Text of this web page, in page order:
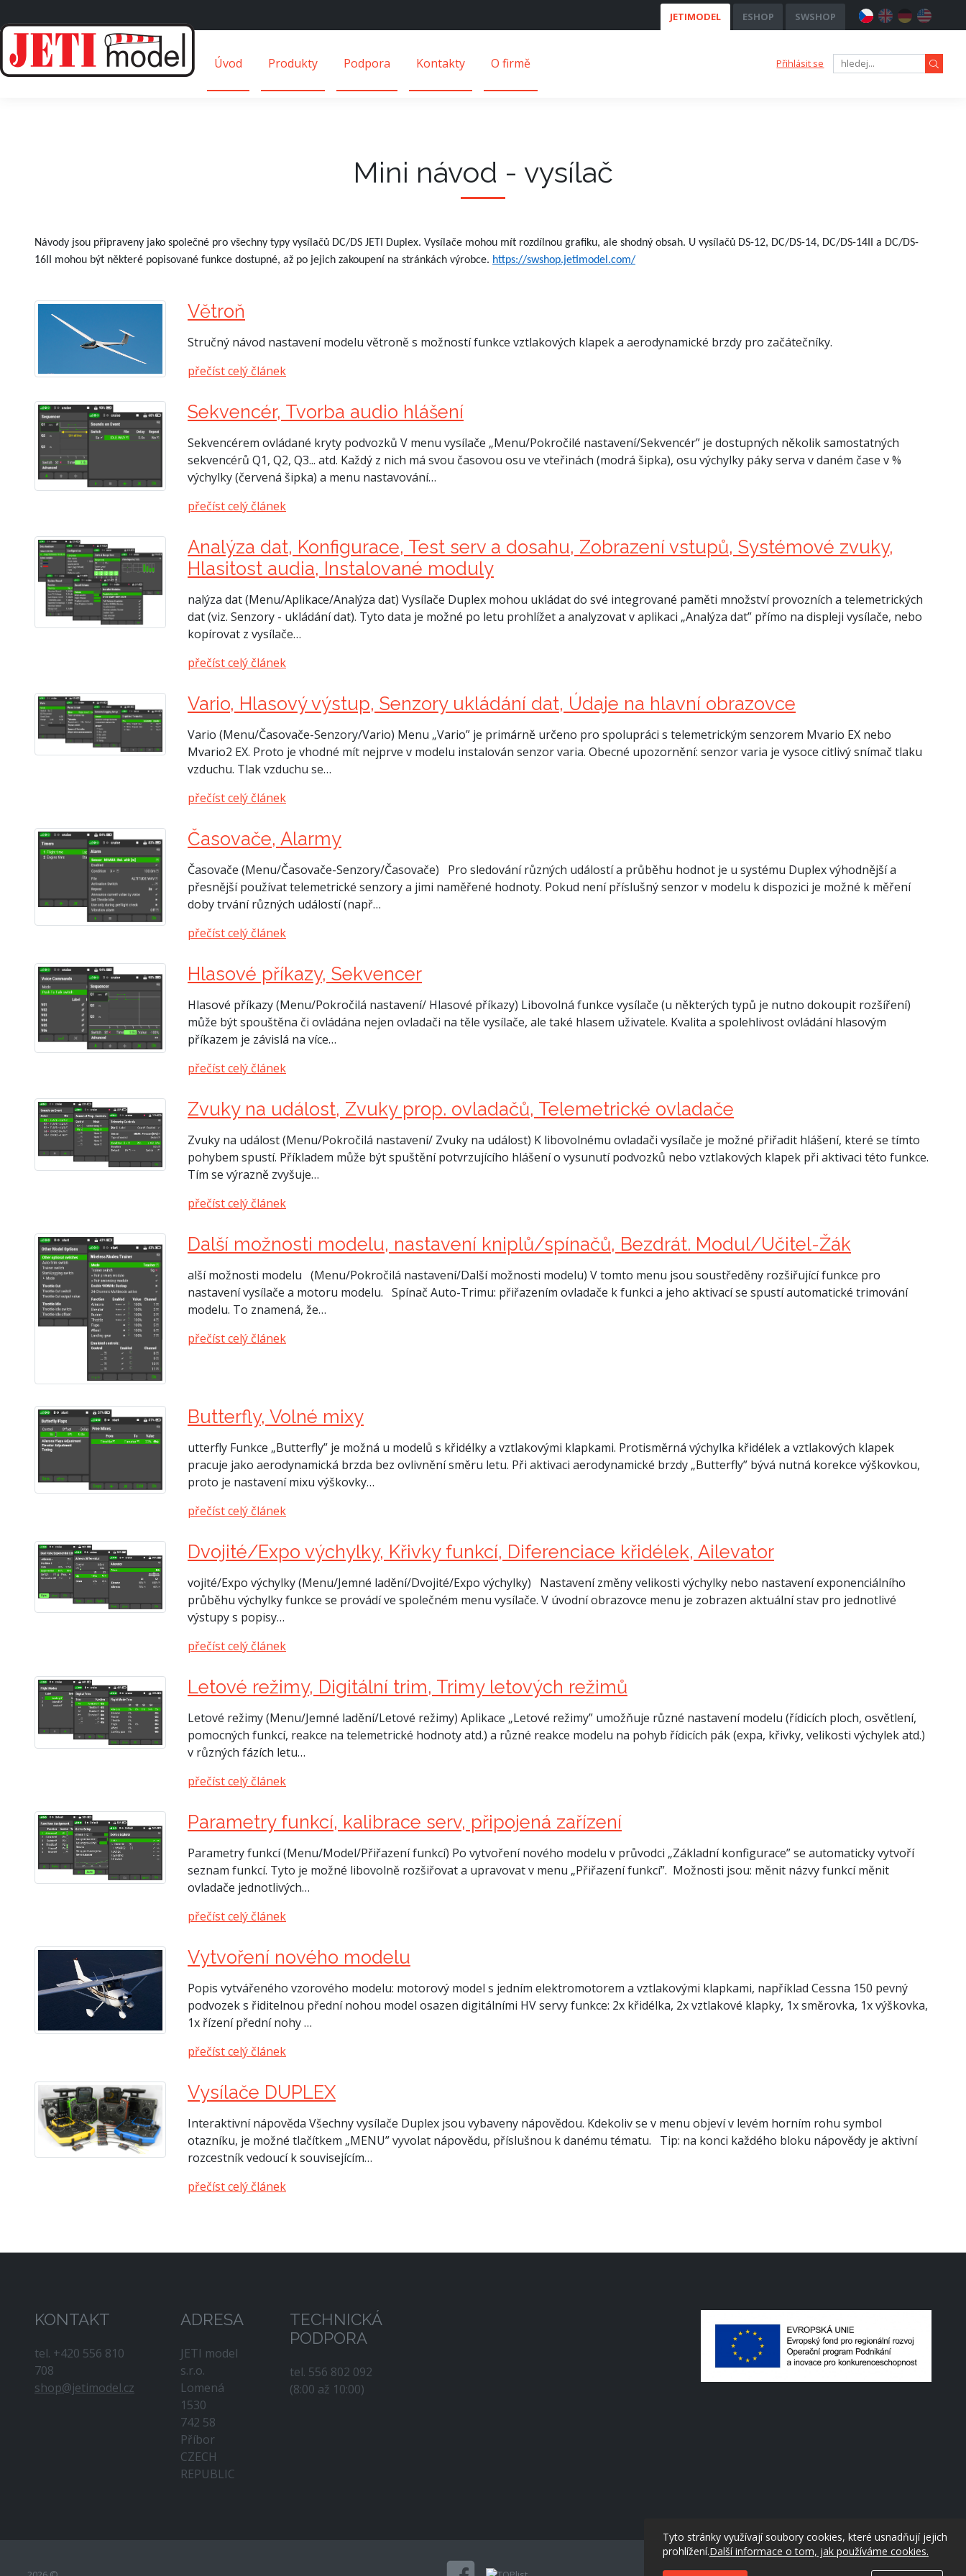
JETIMODEL ESHOP SWSHOP
Úvod Produkty Podpora Kontakty O firmě Přihlásit se
Mini návod - vysílač
Návody jsou připraveny jako společné pro všechny typy vysílačů DC/DS JETI Duplex. Vysílače mohou mít rozdílnou grafiku, ale shodný obsah. U vysílačů DS-12, DC/DS-14, DC/DS-14II a DC/DS-
16II mohou být některé popisované funkce dostupné, až po jejich zakoupení na stránkách výrobce. https://swshop.jetimodel.com/
Větroň
Stručný návod nastavení modelu větroně s možností funkce vztlakových klapek a aerodynamické brzdy pro začátečníky.
přečíst celý článek
Sekvencér, Tvorba audio hlášení
Sekvencérem ovládané kryty podvozků V menu vysílače „Menu/Pokročilé nastavení/Sekvencér” je dostupných několik samostatných
sekvencérů Q1, Q2, Q3... atd. Každý z nich má svou časovou osu ve vteřinách (modrá šipka), osu výchylky páky serva v daném čase v %
výchylky (červená šipka) a menu nastavování…
přečíst celý článek
Analýza dat, Konfigurace, Test serv a dosahu, Zobrazení vstupů, Systémové zvuky,
Hlasitost audia, Instalované moduly
nalýza dat (Menu/Aplikace/Analýza dat) Vysílače Duplex mohou ukládat do své integrované paměti množství provozních a telemetrických
dat (viz. Senzory - ukládání dat). Tyto data je možné po letu prohlížet a analyzovat v aplikaci „Analýza dat” přímo na displeji vysílače, nebo
kopírovat z vysílače…
přečíst celý článek
Vario, Hlasový výstup, Senzory ukládání dat, Údaje na hlavní obrazovce
Vario (Menu/Časovače-Senzory/Vario) Menu „Vario” je primárně určeno pro spolupráci s telemetrickým senzorem Mvario EX nebo
Mvario2 EX. Proto je vhodné mít nejprve v modelu instalován senzor varia. Obecné upozornění: senzor varia je vysoce citlivý snímač tlaku
vzduchu. Tlak vzduchu se…
přečíst celý článek
Časovače, Alarmy
Časovače (Menu/Časovače-Senzory/Časovače) Pro sledování různých událostí a průběhu hodnot je u systému Duplex výhodnější a
přesnější používat telemetrické senzory a jimi naměřené hodnoty. Pokud není příslušný senzor v modelu k dispozici je možné k měření
doby trvání různých událostí (např…
přečíst celý článek
Hlasové příkazy, Sekvencer
Hlasové příkazy (Menu/Pokročilá nastavení/ Hlasové příkazy) Libovolná funkce vysílače (u některých typů je nutno dokoupit rozšíření)
může být spouštěna či ovládána nejen ovladači na těle vysílače, ale také hlasem uživatele. Kvalita a spolehlivost ovládání hlasovým
příkazem je závislá na více…
přečíst celý článek
Zvuky na událost, Zvuky prop. ovladačů, Telemetrické ovladače
Zvuky na událost (Menu/Pokročilá nastavení/ Zvuky na událost) K libovolnému ovladači vysílače je možné přiřadit hlášení, které se tímto
pohybem spustí. Příkladem může být spuštění potvrzujícího hlášení o vysunutí podvozků nebo vztlakových klapek při aktivaci této funkce.
Tím se výrazně zvyšuje…
přečíst celý článek
Další možnosti modelu, nastavení kniplů/spínačů, Bezdrát. Modul/Učitel-Žák
alší možnosti modelu (Menu/Pokročilá nastavení/Další možnosti modelu) V tomto menu jsou soustředěny rozšiřující funkce pro
nastavení vysílače a motoru modelu. Spínač Auto-Trimu: přiřazením ovladače k funkci a jeho aktivací se spustí automatické trimování
modelu. To znamená, že…
přečíst celý článek
Butterfly, Volné mixy
utterfly Funkce „Butterfly” je možná u modelů s křidélky a vztlakovými klapkami. Protisměrná výchylka křidélek a vztlakových klapek
pracuje jako aerodynamická brzda bez ovlivnění směru letu. Při aktivaci aerodynamické brzdy „Butterfly” bývá nutná korekce výškovkou,
proto je nastavení mixu výškovky…
přečíst celý článek
Dvojité/Expo výchylky, Křivky funkcí, Diferenciace křidélek, Ailevator
vojité/Expo výchylky (Menu/Jemné ladění/Dvojité/Expo výchylky) Nastavení změny velikosti výchylky nebo nastavení exponenciálního
průběhu výchylky funkce se provádí ve společném menu vysílače. V úvodní obrazovce menu je zobrazen aktuální stav pro jednotlivé
výstupy s popisy…
přečíst celý článek
Letové režimy, Digitální trim, Trimy letových režimů
Letové režimy (Menu/Jemné ladění/Letové režimy) Aplikace „Letové režimy” umožňuje různé nastavení modelu (řídicích ploch, osvětlení,
pomocných funkcí, reakce na telemetrické hodnoty atd.) a různé reakce modelu na pohyb řídicích pák (expa, křivky, velikosti výchylek atd.)
v různých fázích letu…
přečíst celý článek
Parametry funkcí, kalibrace serv, připojená zařízení
Parametry funkcí (Menu/Model/Přiřazení funkcí) Po vytvoření nového modelu v průvodci „Základní konfigurace” se automaticky vytvoří
seznam funkcí. Tyto je možné libovolně rozšiřovat a upravovat v menu „Přiřazení funkcí”. Možnosti jsou: měnit názvy funkcí měnit
ovladače jednotlivých…
přečíst celý článek
Vytvoření nového modelu
Popis vytvářeného vzorového modelu: motorový model s jedním elektromotorem a vztlakovými klapkami, například Cessna 150 pevný
podvozek s řiditelnou přední nohou model osazen digitálními HV servy funkce: 2x křidélka, 2x vztlakové klapky, 1x směrovka, 1x výškovka,
1x řízení přední nohy …
přečíst celý článek
Vysílače DUPLEX
Interaktivní nápověda Všechny vysílače Duplex jsou vybaveny nápovědou. Kdekoliv se v menu objeví v levém horním rohu symbol
otazníku, je možné tlačítkem „MENU” vyvolat nápovědu, příslušnou k danému tématu. Tip: na konci každého bloku nápovědy je aktivní
rozcestník vedoucí k souvisejícím…
přečíst celý článek
KONTAKT
tel. +420 556 810
708
shop@jetimodel.cz
ADRESA
JETI model
s.r.o.
Lomená
1530
742 58
Příbor
CZECH
REPUBLIC
TECHNICKÁ
PODPORA
tel. 556 802 092
(8:00 až 10:00)
Tyto stránky využívají soubory cookies, které usnadňují jejich
prohlížení.Další informace o tom, jak používáme cookies.